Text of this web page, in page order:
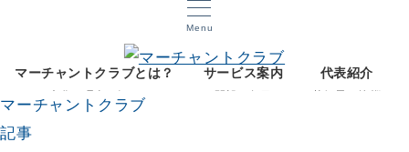
Menu
マーチャントクラブとは？
文化と理念を知る
サービス案内 代表紹介
マーチャントクラブ
記事